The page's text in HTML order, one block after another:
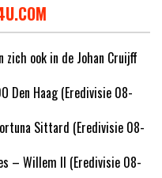
zich ook in de Johan Cruijff
Den Haag (Eredivisie 08-
Sittard (Eredivisie 08-
– Willem II (Eredivisie 08-